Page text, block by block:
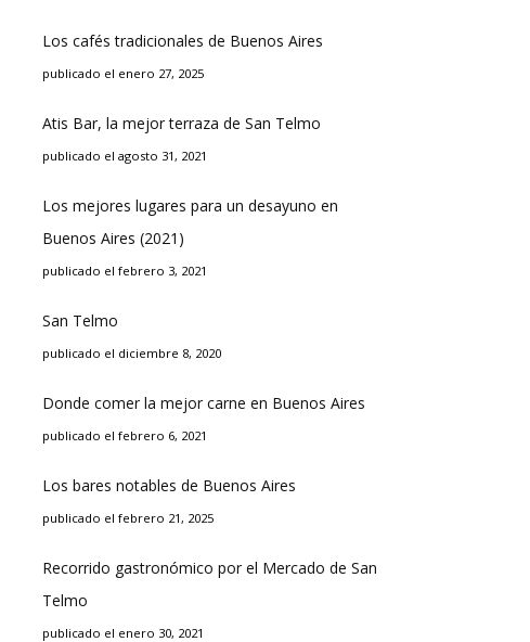
Los cafés tradicionales de Buenos Aires
publicado el enero 27, 2025
Atis Bar, la mejor terraza de San Telmo
publicado el agosto 31, 2021
Los mejores lugares para un desayuno en
Buenos Aires (2021)
publicado el febrero 3, 2021
San Telmo
publicado el diciembre 8, 2020
Donde comer la mejor carne en Buenos Aires
publicado el febrero 6, 2021
Los bares notables de Buenos Aires
publicado el febrero 21, 2025
Recorrido gastronómico por el Mercado de San
Telmo
publicado el enero 30, 2021